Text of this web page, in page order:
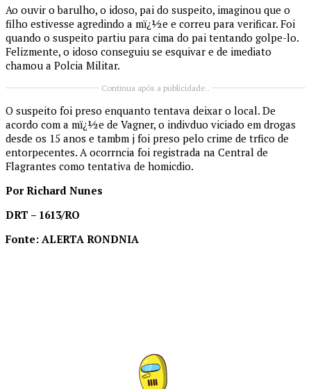
Ao ouvir o barulho, o idoso, pai do suspeito, imaginou que o
filho estivesse agredindo a mï¿½e e correu para verificar. Foi
quando o suspeito partiu para cima do pai tentando golpe-lo.
Felizmente, o idoso conseguiu se esquivar e de imediato
chamou a Polcia Militar.
Continua após a publicidade..
O suspeito foi preso enquanto tentava deixar o local. De
acordo com a mï¿½e de Vagner, o indivduo viciado em drogas
desde os 15 anos e tambm j foi preso pelo crime de trfico de
entorpecentes. A ocorrncia foi registrada na Central de
Flagrantes como tentativa de homicdio.
Por Richard Nunes
DRT – 1613/RO
Fonte: ALERTA RONDNIA